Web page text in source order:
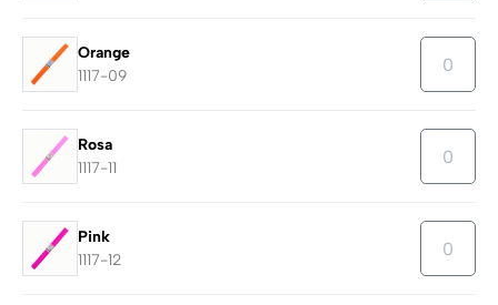
Orange
1117-09
Rosa
1117-11
Pink
1117-12